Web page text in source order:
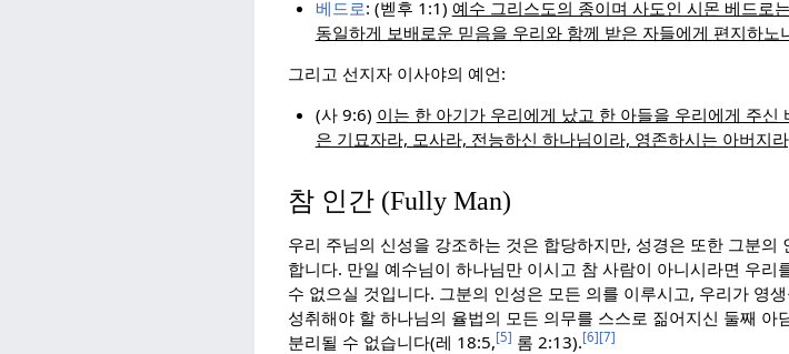
베드로: (벧후 1:1) 예수 그리스도의 종이며 사도인 시몬 베드로
동일하게 보배로운 믿음을 우리와 함께 받은 자들에게 편지하노
그리고 선지자 이사야의 예언:
(사 9:6) 이는 한 아기가 우리에게 났고 한 아들을 우리에게 주
은 기묘자라, 모사라, 전능하신 하나님이라, 영존하시는 아버지
참 인간 (Fully Man)
우리 주님의 신성을 강조하는 것은 합당하지만, 성경은 또한 그분의
합니다. 만일 예수님이 하나님만 이시고 참 사람이 아니시라면 우리
수 없으실 것입니다. 그분의 인성은 모든 의를 이루시고, 우리가 영
성취해야 할 하나님의 율법의 모든 의무를 스스로 짊어지신 둘째 아
분리될 수 없습니다(레 18:5,[5] 롬 2:13).[6][7]